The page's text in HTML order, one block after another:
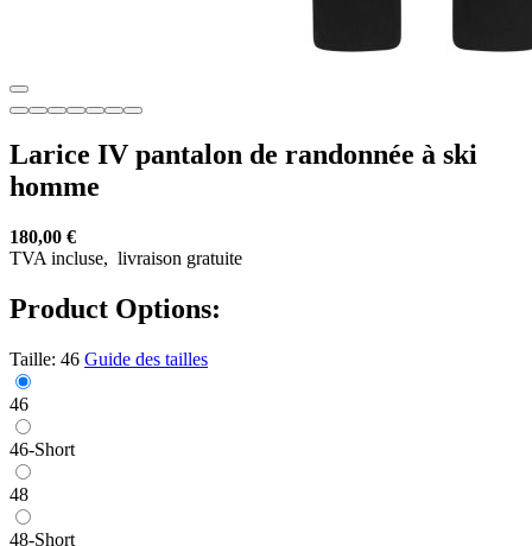
Larice IV pantalon de randonnée à ski
homme
180,00 €
TVA incluse, livraison gratuite
Product Options:
Taille: 46 Guide des tailles
46
46-Short
48
48-Short